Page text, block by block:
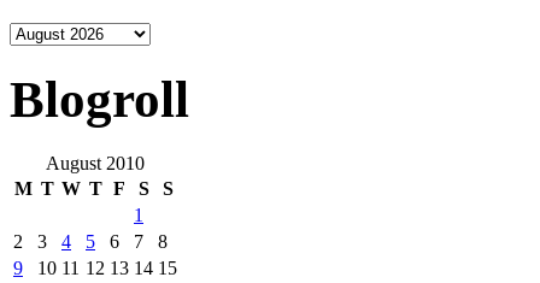
Blogroll
August 2010
M T W T F S S
1
2
3 4 5 6 7
8
9
10 11 12 13 14 15